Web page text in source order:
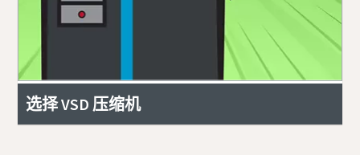
选择 VSD 压缩机